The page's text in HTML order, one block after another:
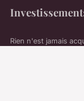
Rien n'est jamais